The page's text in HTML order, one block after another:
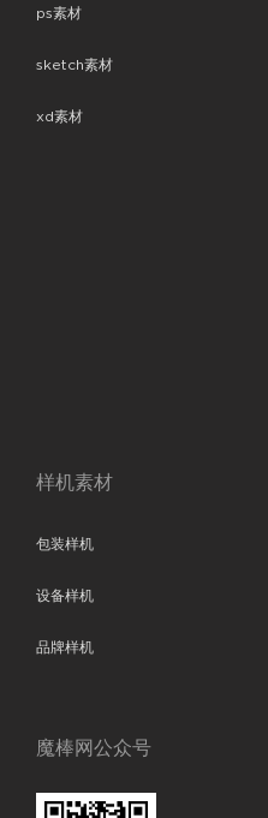
ps素材
sketch素材
xd素材
样机素材
包装样机
设备样机
品牌样机
魔棒网公众号